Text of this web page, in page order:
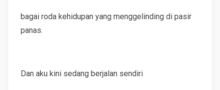
bagai roda kehidupan yang menggelinding di pasir
panas.
Dan aku kini sedang berjalan sendiri